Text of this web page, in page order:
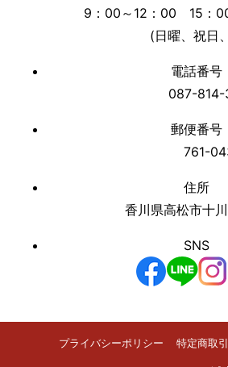
9：00～12：00 15：
(日曜、祝日
電話番号
087-
郵便番号
761-
住所
香川県高松市十
SNS
プライバシーポリシー 特定商取